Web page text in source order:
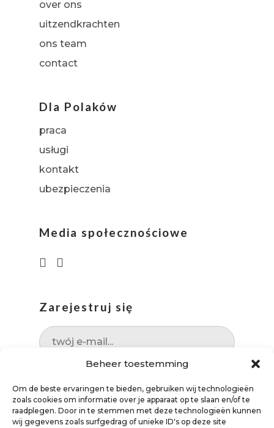
Beheer toestemming
Om de beste ervaringen te bieden, gebruiken wij technologieën
zoals cookies om informatie over je apparaat op te slaan en/of te
raadplegen. Door in te stemmen met deze technologieën kunnen
wij gegevens zoals surfgedrag of unieke ID's op deze site
over ons
uitzendkrachten
ons team
contact
Dla Polaków
praca
usługi
kontakt
ubezpieczenia
Media społecznościowe
Zarejestruj się